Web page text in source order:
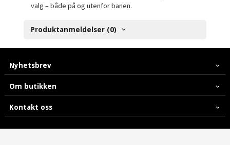
valg – både på og utenfor banen.
Produktanmeldelser (0)
Nyhetsbrev
Om butikken
Kontakt oss